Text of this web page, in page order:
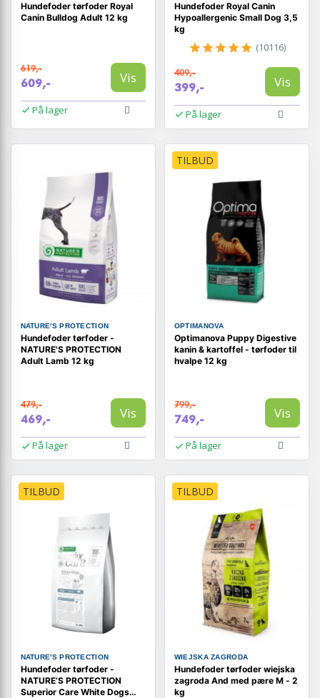
Hundefoder tørfoder Royal
Canin Bulldog Adult 12 kg
619,-
609,- Vis
På lager
Hundefoder Royal Canin
Hypoallergenic Small Dog 3,5
kg
(10116)
409,-
399,- Vis
På lager
NATURE'S PROTECTION
Hundefoder tørfoder -
NATURE'S PROTECTION
Adult Lamb 12 kg
479,-
469,- Vis
På lager
TILBUD
OPTIMANOVA
Optimanova Puppy Digestive
kanin & kartoffel - tørfoder til
hvalpe 12 kg
799,-
749,- Vis
På lager
TILBUD
NATURE'S PROTECTION
Hundefoder tørfoder -
NATURE’S PROTECTION
Superior Care White Dogs
TILBUD
WIEJSKA ZAGRODA
Hundefoder tørfoder wiejska
zagroda And med pære M - 2
kg